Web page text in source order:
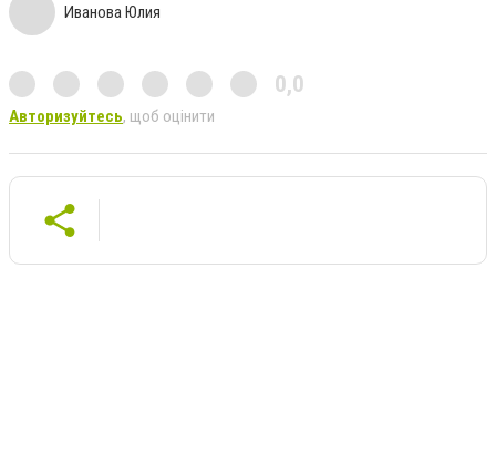
Иванова Юлия
0,0
Авторизуйтесь, щоб оцінити